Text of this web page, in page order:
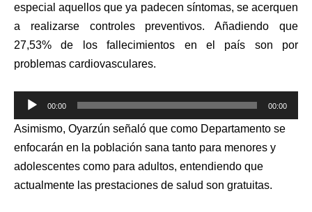
especial aquellos que ya padecen síntomas, se acerquen
a realizarse controles preventivos. Añadiendo que
27,53% de los fallecimientos en el país son por
problemas cardiovasculares.
Reproductor
de
audio
00:00 00:00
Asimismo, Oyarzún señaló que como Departamento se
enfocarán en la población sana tanto para menores y
adolescentes como para adultos, entendiendo que
actualmente las prestaciones de salud son gratuitas.